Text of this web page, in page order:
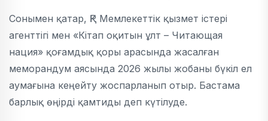
Сонымен қатар, ҚР Мемлекеттік қызмет істері
агенттігі мен «Кітап оқитын ұлт – Читающая
нация» қоғамдық қоры арасында жасалған
меморандум аясында 2026 жылы жобаны бүкіл ел
аумағына кеңейту жоспарланып отыр. Бастама
барлық өңірді қамтиды деп күтілуде.